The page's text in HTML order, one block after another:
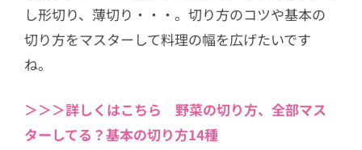
し形切り、薄切り・・・。切り方のコツや基本の
切り方をマスターして料理の幅を広げたいです
ね。
＞＞＞詳しくはこちら 野菜の切り方、全部マス
ターしてる？基本の切り方14種